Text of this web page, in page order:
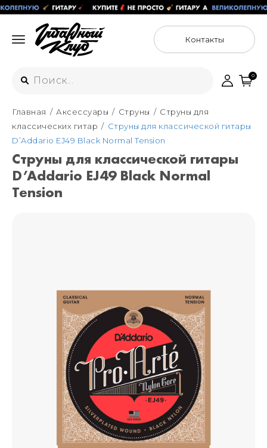
Контакты
Интернет-магазин
+7 (925) 125-54-44
Москва
+7 (925) 176-55-65
ул. Большая Новодмитровская 36с15,
Санкт-Петербург
0
Главная Аксессуары Струны
Струны для
классических гитар
Струны для классической гитары
D’Addario EJ49 Black Normal Tension
Струны для классической гитары
D’Addario EJ49 Black Normal
Tension